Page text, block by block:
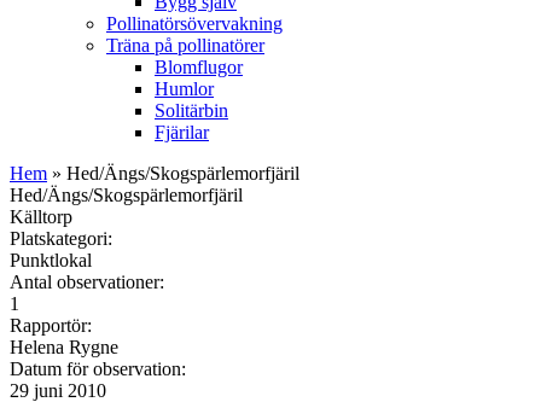
Pollinatörsövervakning
Träna på pollinatörer
Blomflugor
Humlor
Solitärbin
Fjärilar
Hem » Hed/Ängs/Skogspärlemorfjäril
Hed/Ängs/Skogspärlemorfjäril
Källtorp
Platskategori:
Punktlokal
Antal observationer:
1
Rapportör:
Helena Rygne
Datum för observation:
29 juni 2010